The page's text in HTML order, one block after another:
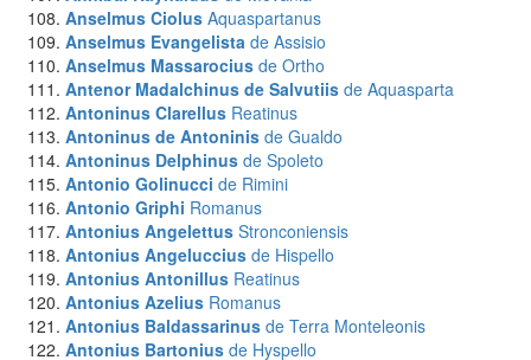
Anselmus Ciolus Aquaspartanus
Anselmus Evangelista de Assisio
Anselmus Massarocius de Ortho
Antenor Madalchinus de Salvutiis de Aquasparta
Antoninus Clarellus Reatinus
Antoninus de Antoninis de Gualdo
Antoninus Delphinus de Spoleto
Antonio Golinucci de Rimini
Antonio Griphi Romanus
Antonius Angelettus Stronconiensis
Antonius Angeluccius de Hispello
Antonius Antonillus Reatinus
Antonius Azelius Romanus
Antonius Baldassarinus de Terra Monteleonis
Antonius Bartonius de Hyspello